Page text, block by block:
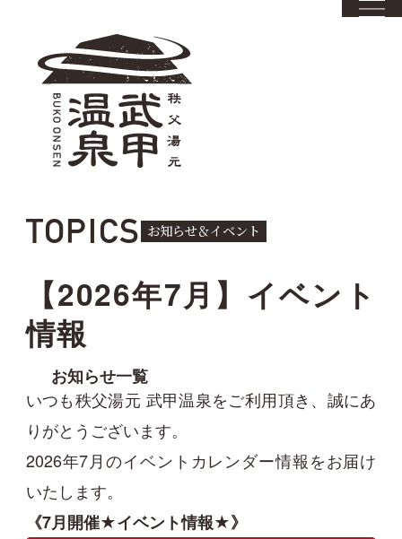
TOPICS お知らせ＆イベント
【2026年7月】イベント
情報
お知らせ一覧
いつも秩父湯元 武甲温泉をご利用頂き、誠にあ
りがとうございます。
2026年7月のイベントカレンダー情報をお届け
いたします。
《7月開催★イベント情報★》